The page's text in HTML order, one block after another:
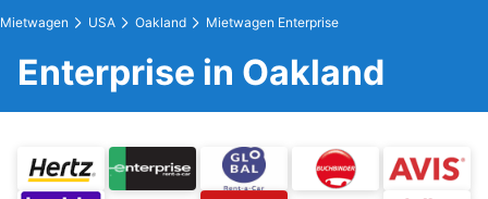
Mietwagen USA Oakland Mietwagen Enterprise
Enterprise in Oakland